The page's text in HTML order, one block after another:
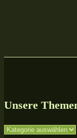
Unsere
Unsere